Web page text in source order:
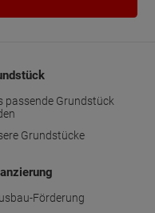
passende Grundstück
Grundstücke
Förderung